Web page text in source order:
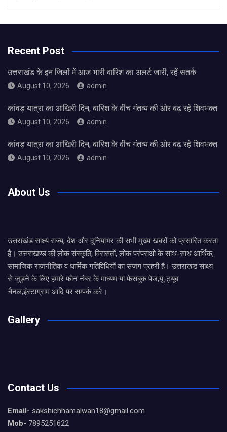
Recent Post
उत्तराखंड के इन जिलों में आज भारी बारिश का अलर्ट जारी, रहें सतर्क
August 10, 2026 admin
कांवड़ यात्रा का आखिरी दिन, बारिश के बीच गंतव्य की ओर बढ़ रहे शिवभक्त
August 10, 2026 admin
कांवड़ यात्रा का आखिरी दिन, बारिश के बीच गंतव्य की ओर बढ़ रहे शिवभक्त
August 10, 2026 admin
About Us
उत्तराखंड साक्ष्य राज्य, देश और दुनियाभर की सभी मुख्य खबरों को प्रसारित करता
है। उत्तराखण्ड की लोक संस्कृति, विरासतों, लोक परंपराओ के साथ-साथ आर्थिक,
सामाजिक राजनीतिक व धार्मिक गतिविधियों का सजग प्रहरी है। उत्तराखंड साक्ष्य
से जुड़ने के लिए हमारे फोन नंबर के माध्यम या फेसबुक पेज,यू-ट्यूब
चैनल,इंस्टाग्राम आदि पर सम्पर्क करे।
Gallery
Contact Us
Email- sakshichhamalwan18@gmail.com
Mob- 7895251622